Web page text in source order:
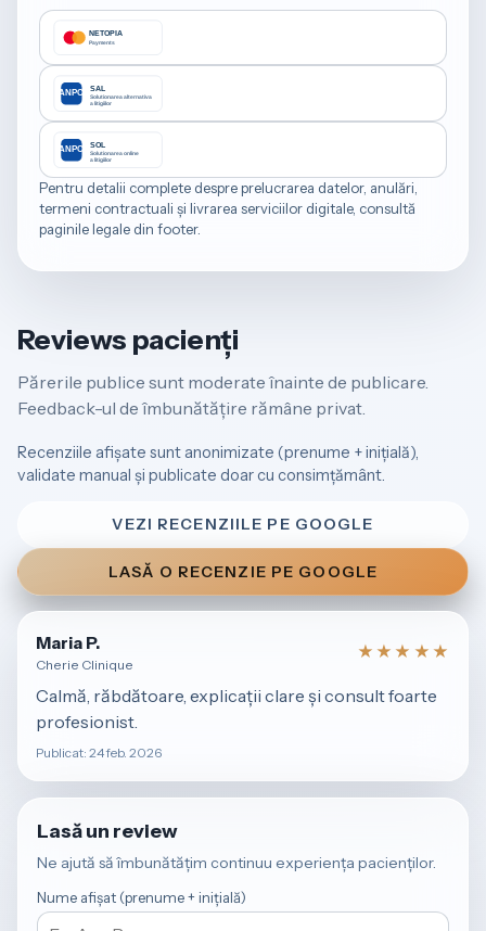
Pentru detalii complete despre prelucrarea datelor, anulări,
termeni contractuali și livrarea serviciilor digitale, consultă
paginile legale din footer.
Reviews pacienți
Părerile publice sunt moderate înainte de publicare.
Feedback-ul de îmbunătățire rămâne privat.
Recenziile afișate sunt anonimizate (prenume + inițială),
validate manual și publicate doar cu consimțământ.
VEZI RECENZIILE PE GOOGLE
LASĂ O RECENZIE PE GOOGLE
Maria P.
Cherie Clinique
★★★★★
Calmă, răbdătoare, explicații clare și consult foarte
profesionist.
Publicat: 24 feb. 2026
Lasă un review
Ne ajută să îmbunătățim continuu experiența pacienților.
Nume afișat (prenume + inițială)